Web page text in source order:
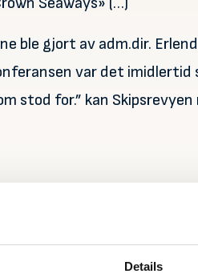
Details
ble gjort av adm.dir.
var det
stod for.” kan
Roger Kristensen (til v.) ble
av diplom og merke.